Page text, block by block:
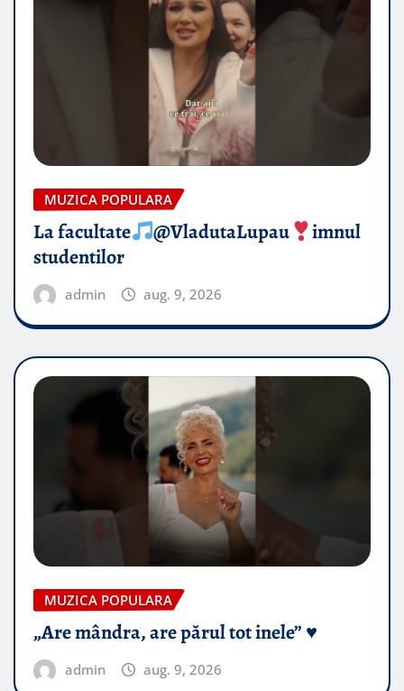
MUZICA POPULARA
La facultate @VladutaLupau
imnul
studentilor
admin aug. 9, 2026
MUZICA POPULARA
„Are mândra, are părul tot inele” ♥️
admin aug. 9, 2026